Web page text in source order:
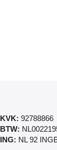
KVK: 92788866
BTW:
ING: NL 92